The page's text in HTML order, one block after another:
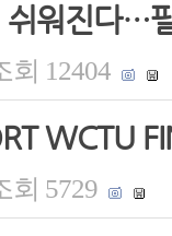
워진다…
회 12404
WCTU
회 5729